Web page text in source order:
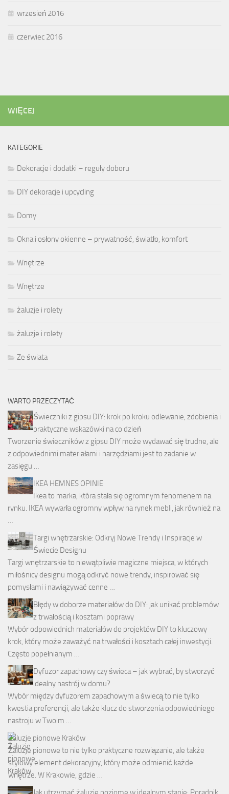
wrzesień 2016
czerwiec 2016
WIĘCEJ
KATEGORIE
Dekoracje i dodatki – reguły doboru
DIY dekoracje i upcycling
Domy
Okna i osłony okienne – prywatność, światło, komfort
Wnętrze
Wnętrze
żaluzje i rolety
żaluzje i rolety
Ze świata
WARTO PRZECZYTAĆ
Świeczniki z gipsu DIY: krok po kroku odlewanie, zdobienia i
praktyczne wskazówki na co dzień
Tworzenie świeczników z gipsu DIY może wydawać się trudne, ale
z odpowiednimi materiałami i narzędziami jest to zadanie w
zasięgu …
IKEA HEMNES OPINIE
Ikea to marka, która stała się ogromnym fenomenem na
rynku. IKEA wywarła ogromny wpływ na rynek mebli, jak również na
…
Targi wnętrzarskie: Odkryj Nowe Trendy i Inspiracje w
Świecie Designu
Targi wnętrzarskie to niewątpliwie magiczne miejsca, w których
miłośnicy designu mogą odkryć nowe trendy, inspirować się
pomysłami i nawiązywać cenne …
Błędy w doborze materiałów do DIY: jak unikać problemów
z trwałością i kosztami poprawy
Wybór odpowiednich materiałów do projektów DIY to kluczowy
krok, który może zaważyć na trwałości i kosztach całej inwestycji.
Często popełnianym …
Dyfuzor zapachowy czy świeca – jak wybrać, by stworzyć
idealny nastrój w domu?
Wybór między dyfuzorem zapachowym a świecą to nie tylko
kwestia preferencji, ale także klucz do stworzenia odpowiedniego
nastroju w Twoim …
Żaluzje pionowe Kraków
Żaluzje pionowe to nie tylko praktyczne rozwiązanie, ale także
stylowy element dekoracyjny, który może odmienić każde
wnętrze. W Krakowie, gdzie …